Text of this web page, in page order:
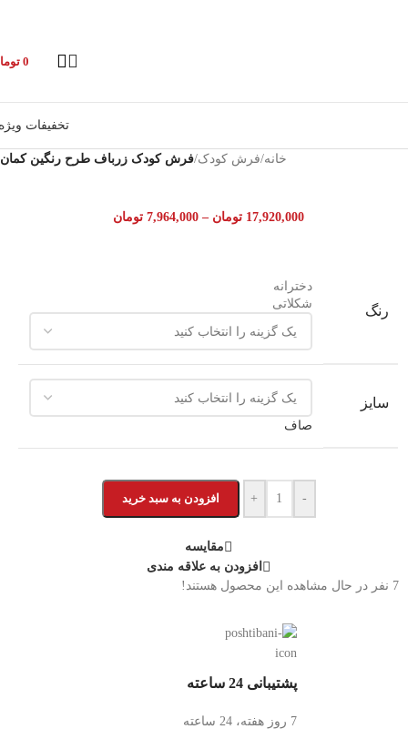
0
تخفیفات
خانه/فرش کودک/فرش کودک زرباف طرح رنگین کمان
17,920,000 تومان –
7,964,000 تومان
رنگ
دخترانه
شکلاتی
سایز
صاف
-
+ افزودن به سبد خرید
مقایسه
افزودن به علاقه مندی
7 نفر در حال مشاهده این محصول هستند!
پشتیبانی 24 ساعته
7 روز هفته، 24 ساعته